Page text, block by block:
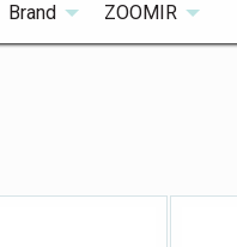
Brand ZOOMIR